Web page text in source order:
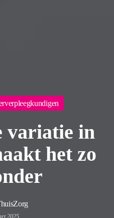
variatie in
het zo
2025